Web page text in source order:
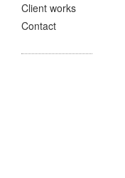
Client works
Contact